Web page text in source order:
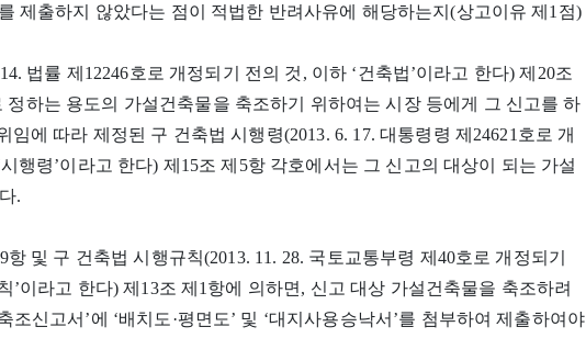
제출하지 않았다는 점이 적법한 반려사유에 해당하는지(상고이유 제1점)
법률 제12246호로 개정되기 전의 것, 이하 ‘건축법’이라고 한다) 제20조
정하는 용도의 가설건축물을 축조하기 위하여는 시장 등에게 그 신고를 하
임에 따라 제정된 구 건축법 시행령(2013. 6. 17. 대통령령 제24621호로 개
행령’이라고 한다) 제15조 제5항 각호에서는 그 신고의 대상이 되는 가설
.
항 및 구 건축법 시행규칙(2013. 11. 28. 국토교통부령 제40호로 개정되기
’이라고 한다) 제13조 제1항에 의하면, 신고 대상 가설건축물을 축조하려
조신고서’에 ‘배치도·평면도’ 및 ‘대지사용승낙서’를 첨부하여 제출하여야